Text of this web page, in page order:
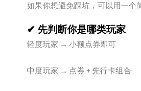
如果你想避免踩坑，可以用一个
✔ 先判断你是哪类玩家
轻度玩家 → 小额点券即可
中度玩家 → 点券 + 先行卡组合